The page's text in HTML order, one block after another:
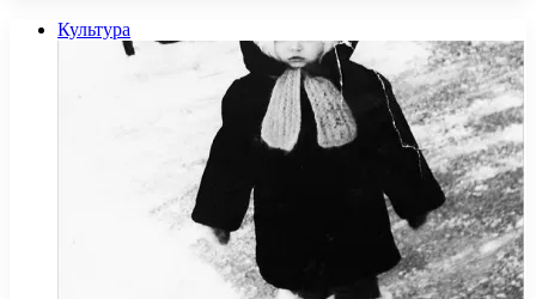
Культура